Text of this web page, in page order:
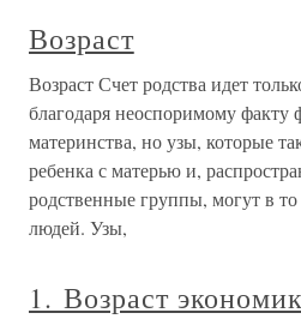
Возраст
Возраст Счет родства идет
благодаря неоспоримому факту
материнства, но узы, которые
ребенка с матерью и,
родственные группы, могут в то
людей. Узы,
1. Возраст